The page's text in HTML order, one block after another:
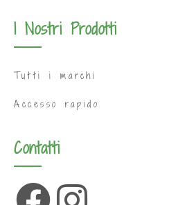
I Nostri Prodotti
Tutti i marchi
Accesso rapido
Contatti